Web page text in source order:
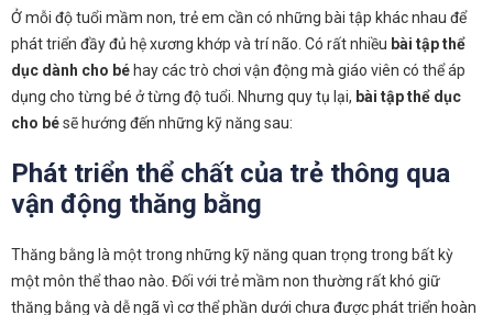
Ở mỗi độ tuổi mầm non, trẻ em cần có những bài tập khác nhau để
phát triển đầy đủ hệ xương khớp và trí não. Có rất nhiều bài tập thể
dục dành cho bé hay các trò chơi vận động mà giáo viên có thể áp
dụng cho từng bé ở từng độ tuổi. Nhưng quy tụ lại, bài tập thể dục
cho bésẽ hướng đến những kỹ năng sau:
Phát triển thể chất của trẻ thông qua
vận động thăng bằng
Thăng bằng là một trong những kỹ năng quan trọng trong bất kỳ
một môn thể thao nào. Đối với trẻ mầm non thường rất khó giữ
thăng bằng và dễ ngã vì cơ thể phần dưới chưa được phát triển hoàn